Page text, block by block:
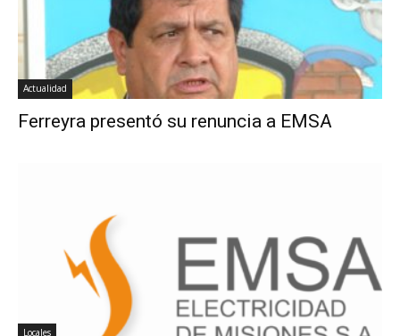
Actualidad
Ferreyra presentó su renuncia a EMSA
Locales